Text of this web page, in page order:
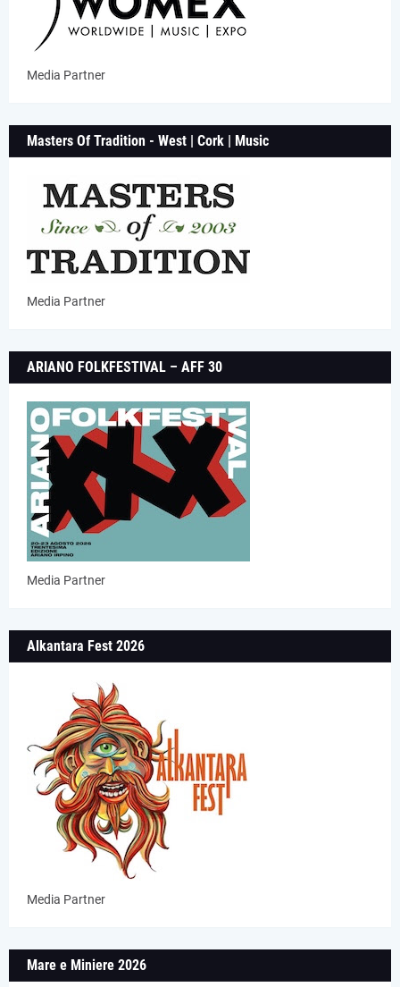
Media Partner
Masters Of Tradition - West | Cork | Music
Media Partner
ARIANO FOLKFESTIVAL – AFF 30
Media Partner
Alkantara Fest 2026
Media Partner
Mare e Miniere 2026